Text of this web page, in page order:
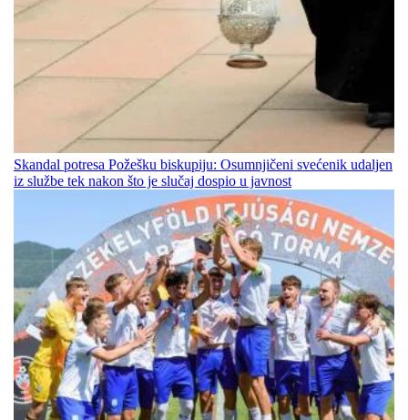
Skandal potresa Požešku biskupiju: Osumnjičeni svećenik udaljen
iz službe tek nakon što je slučaj dospio u javnost